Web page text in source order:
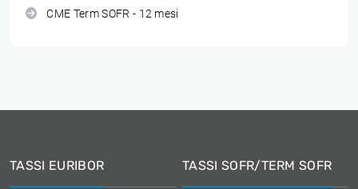
CME Term SOFR - 12 mesi
TASSI EURIBOR TASSI SOFR/TERM SOFR